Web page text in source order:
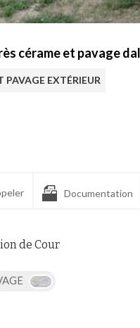
cérame et pavage
PAVAGE EXTÉRIEUR
Documentation
de Cour